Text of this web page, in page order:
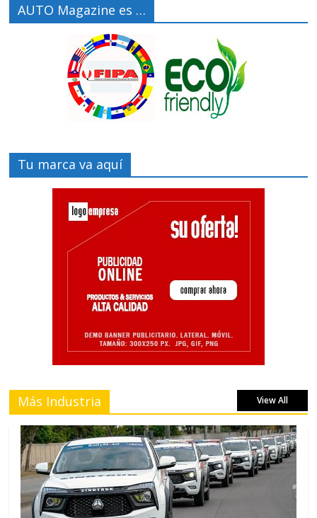
AUTO Magazine es …
Tu marca va aquí
Más Industria View All